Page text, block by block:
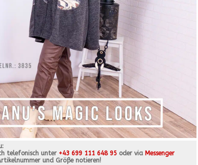
telefonisch unter +43 699 111 648 95 oder via Messenger
und Größe notieren!